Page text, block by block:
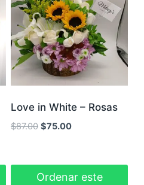
Love in White – Rosas
$87.00 El
era:
$87.00.
$75.00El
es:
$75.00.
Ordenar este